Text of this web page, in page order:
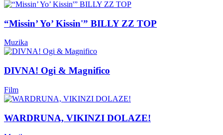
“Missin’ Yo’ Kissin'” BILLY ZZ TOP
Muzika
DIVNA! Ogi & Magnifico
Film
WARDRUNA, VIKINZI DOLAZE!